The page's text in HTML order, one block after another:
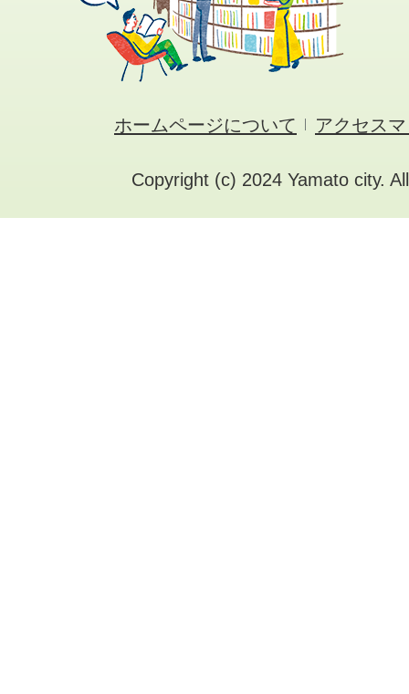
ホームページについて アクセス
Copyright (c) 2024 Yamato city.